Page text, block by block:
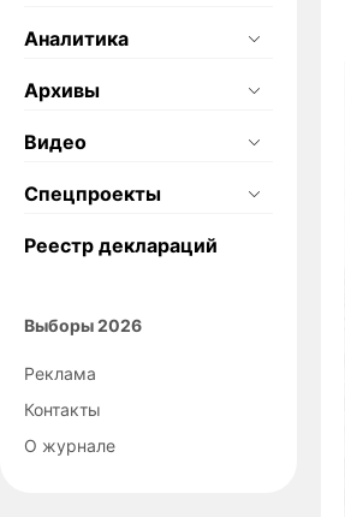
Аналитика
Архивы
Видео
Спецпроекты
Реестр деклараций
Выборы 2026
Реклама
Контакты
О журнале